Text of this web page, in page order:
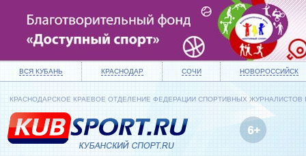
ВСЯ КУБАНЬ КРАСНОДАР СОЧИ НОВОРОССИЙСК
КРАСНОДАРСКОЕ КРАЕВОЕ ОТДЕЛЕНИЕ ФЕДЕРАЦИИ СПОРТИВНЫХ ЖУРНАЛИСТОВ